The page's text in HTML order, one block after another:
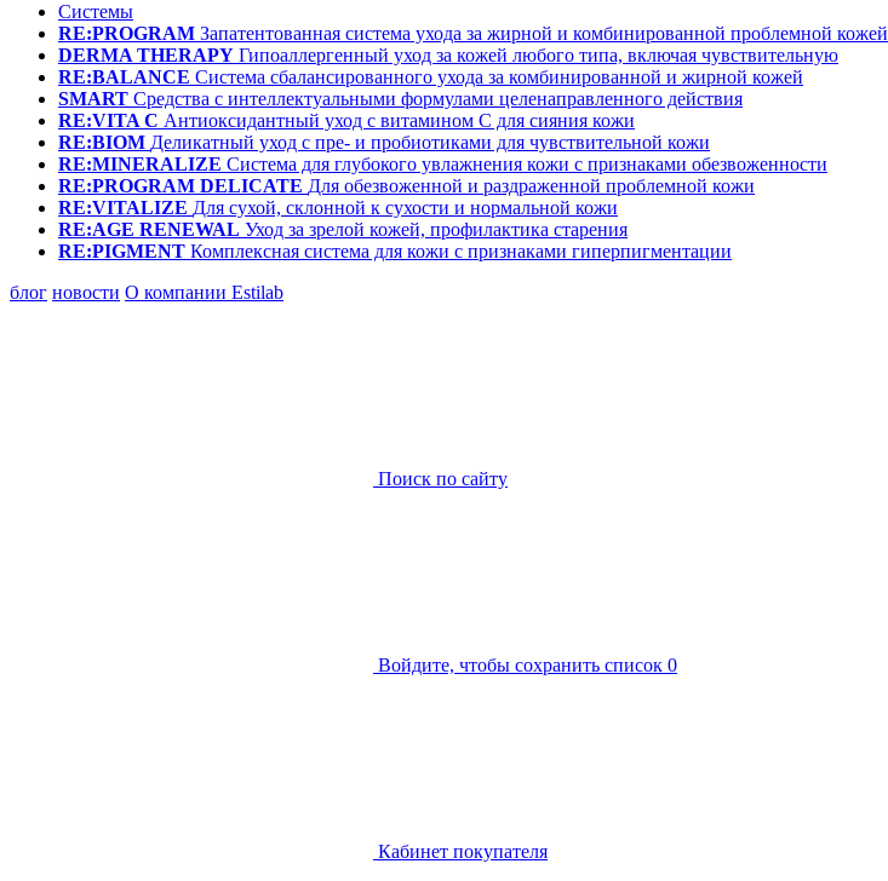
Системы
RE:PROGRAM Запатентованная система ухода за жирной и комбинированной проблемной кожей
DERMA THERAPY Гипоаллергенный уход за кожей любого типа, включая чувствительную
RE:BALANCE Система сбалансированного ухода за комбинированной и жирной кожей
SMART Средства с интеллектуальными формулами целенаправленного действия
RE:VITA C Антиоксидантный уход с витамином С для сияния кожи
RE:BIOM Деликатный уход с пре- и пробиотиками для чувствительной кожи
RE:MINERALIZE Система для глубокого увлажнения кожи с признаками обезвоженности
RE:PROGRAM DELICATE Для обезвоженной и раздраженной проблемной кожи
RE:VITALIZE Для сухой, склонной к сухости и нормальной кожи
RE:AGE RENEWAL Уход за зрелой кожей, профилактика старения
RE:PIGMENT Комплексная система для кожи с признаками гиперпигментации
блог новости О компании Estilab
Поиск по сайту
Войдите, чтобы сохранить список 0
Кабинет покупателя